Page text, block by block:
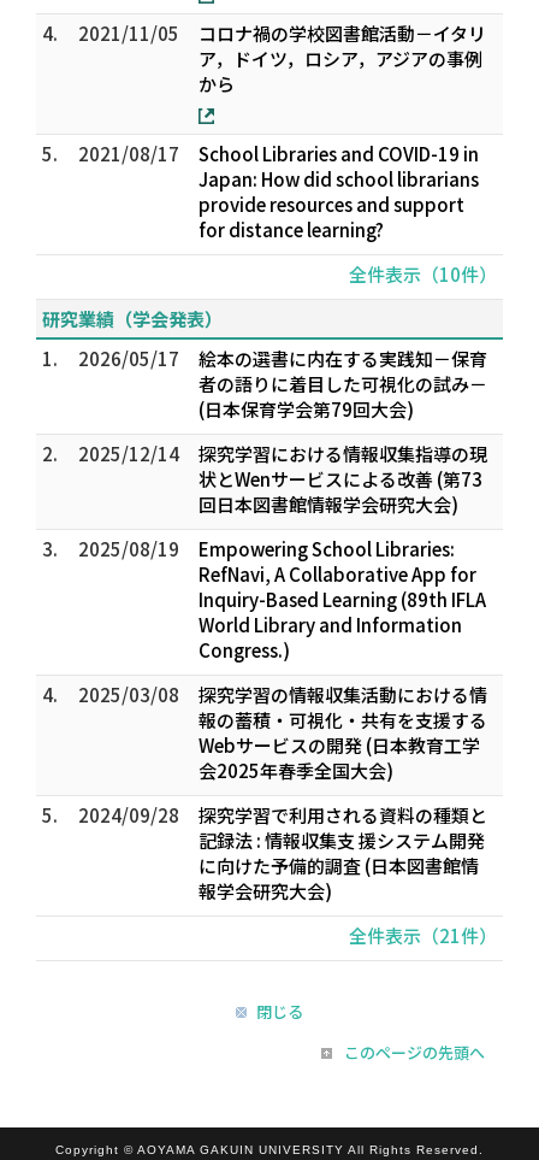
4. 2021/11/05
コロナ禍の学校図書館活動－イタリ
ア，ドイツ，ロシア，アジアの事例
から
5. 2021/08/17
School Libraries and COVID-19 in
Japan: How did school librarians
provide resources and support
for distance learning?
全件表示（10件）
研究業績（学会発表）
1.
2026/05/17
絵本の選書に内在する実践知－保育
者の語りに着目した可視化の試み－
(日本保育学会第79回大会)
2.
2025/12/14
探究学習における情報収集指導の現
状とWenサービスによる改善 (第73
回日本図書館情報学会研究大会)
3.
2025/08/19
Empowering School Libraries:
RefNavi, A Collaborative App for
Inquiry-Based Learning (89th IFLA
World Library and Information
Congress.)
4.
2025/03/08
探究学習の情報収集活動における情
報の蓄積・可視化・共有を支援する
Webサービスの開発 (日本教育工学
会2025年春季全国大会)
5.
2024/09/28
探究学習で利用される資料の種類と
記録法 : 情報収集支 援システム開発
に向けた予備的調査 (日本図書館情
報学会研究大会)
全件表示（21件）
閉じる
このページの先頭へ
Copyright © AOYAMA GAKUIN UNIVERSITY All Rights Reserved.